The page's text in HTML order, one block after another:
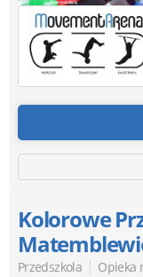
Kolorowe
Przedszkola | Opieka